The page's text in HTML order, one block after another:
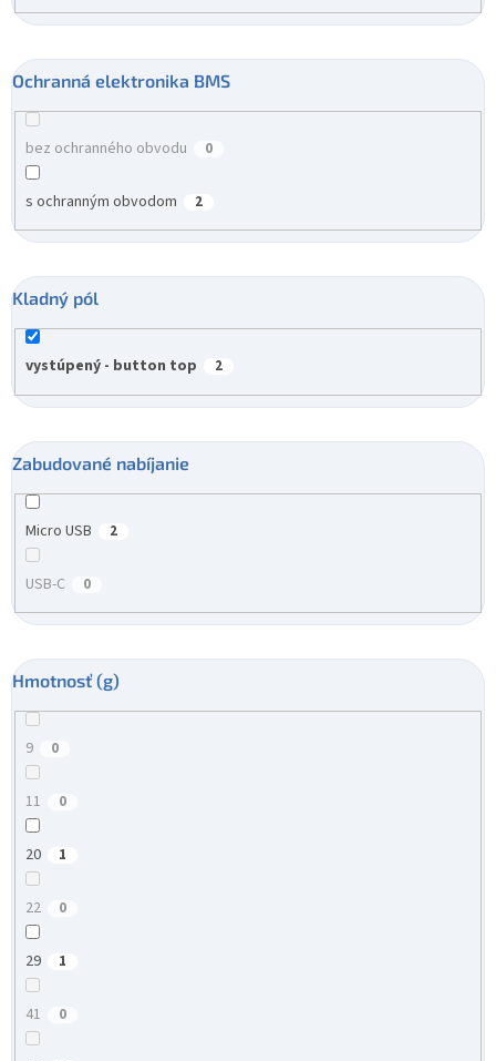
Ochranná elektronika BMS
bez ochranného obvodu 0
s ochranným obvodom 2
Kladný pól
vystúpený - button top 2
Zabudované nabíjanie
Micro USB 2
USB-C 0
Hmotnosť (g)
9 0
11 0
20 1
22 0
29 1
41 0